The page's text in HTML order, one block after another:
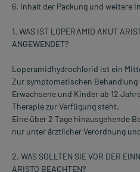
6. Inhalt der Packung und weitere
1. WAS IST LOPERAMID AKUT
ANGEWENDET?
Loperamidhydrochlorid ist ein
Zur symptomatischen
Erwachsene und Kinder ab 12
Therapie zur Verfügung steht.
Eine über 2 Tage hinausgehende
nur unter ärztlicher Verordnung
2. WAS SOLLTEN SIE VOR DER
ARISTO BEACHTEN?